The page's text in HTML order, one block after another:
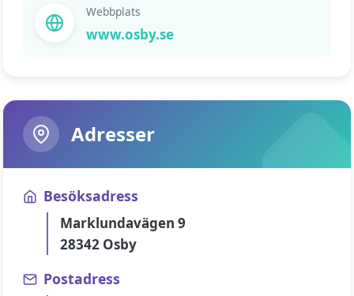
Webbplats
www.osby.se
Adresser
Besöksadress
Marklundavägen 9
28342 Osby
Postadress